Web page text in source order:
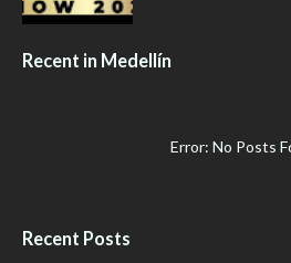
Recent in Medellín
Error: No Posts
Recent Posts